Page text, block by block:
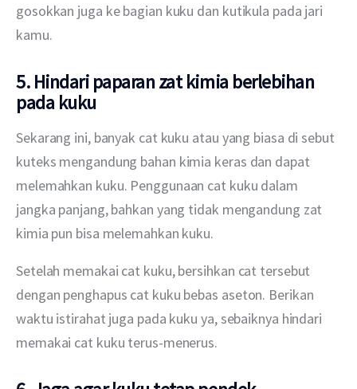
gosokkan juga ke bagian kuku dan kutikula pada jari
kamu.
5. Hindari paparan zat kimia berlebihan
pada kuku
Sekarang ini, banyak cat kuku atau yang biasa di sebut
kuteks mengandung bahan kimia keras dan dapat
melemahkan kuku. Penggunaan cat kuku dalam
jangka panjang, bahkan yang tidak mengandung zat
kimia pun bisa melemahkan kuku.
Setelah memakai cat kuku, bersihkan cat tersebut
dengan penghapus cat kuku bebas aseton. Berikan
waktu istirahat juga pada kuku ya, sebaiknya hindari
memakai cat kuku terus-menerus.